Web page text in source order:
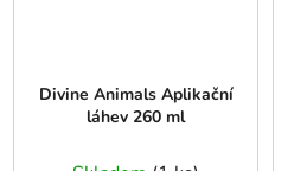
Divine Animals Aplikační
láhev 260 ml